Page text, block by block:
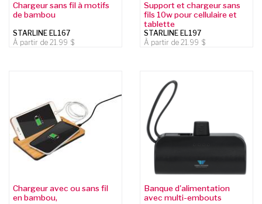
Chargeur sans fil à motifs
de bambou
STARLINE EL167
À partir de21.99
Support et chargeur sans
fils 10w pour cellulaire et
tablette
STARLINE EL197
À partir de21.99
Chargeur avec ou sans fil
en bambou,
Banque d'alimentation
avec multi-embouts